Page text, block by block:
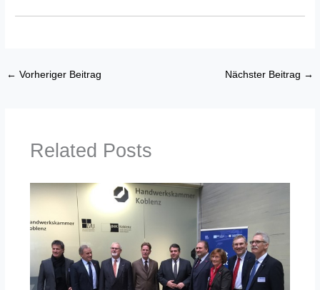
← Vorheriger Beitrag Nächster Beitrag →
Related Posts